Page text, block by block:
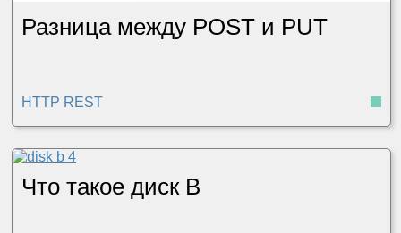
Разница между POST и PUT
HTTP REST
Что такое диск B